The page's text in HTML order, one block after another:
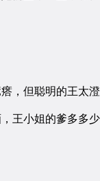
但聪明的王太澄
小姐的爹多多